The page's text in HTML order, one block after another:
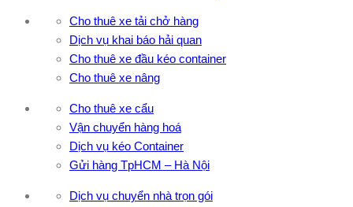
Cho thuê xe tải chở hàng
Dịch vụ khai báo hải quan
Cho thuê xe đầu kéo container
Cho thuê xe nâng
Cho thuê xe cẩu
Vận chuyển hàng hoá
Dịch vụ kéo Container
Gửi hàng TpHCM – Hà Nội
Dịch vụ chuyển nhà trọn gói